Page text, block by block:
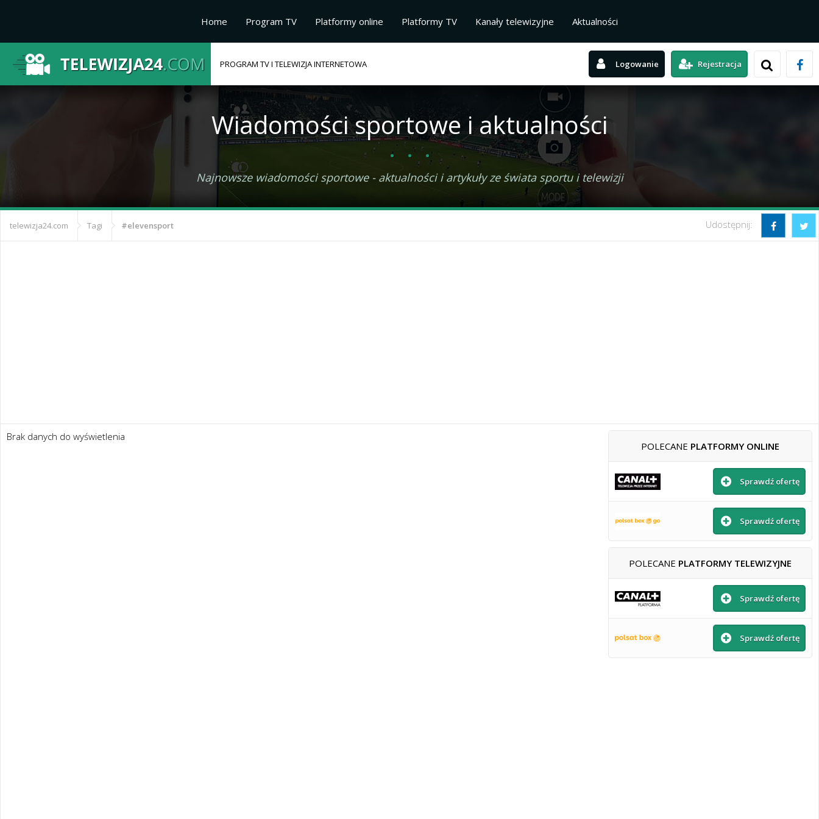
PROGRAM TV I TELEWIZJA INTERNETOWA
Home Program TV Platformy online Platformy TV Kanały telewizyjne Aktualności
Logowanie Rejestracja
telewizja24.com Tagi #elevensport Udostępnij:
Brak danych do wyświetlenia
POLECANE PLATFORMY ONLINE
Sprawdź ofertę
Sprawdź ofertę
POLECANE PLATFORMY TELEWIZYJNE
Sprawdź ofertę
Sprawdź ofertę
Wiadomościsportowe i aktualności
Najnowsze wiadomości sportowe - aktualności i artykuły ze świata sportu i telewizji